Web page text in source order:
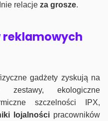
relacje za grosze.
reklamowych
gadżety zyskują na
zestawy, ekologiczne
szczelności IPX,
lojalnościpracowników